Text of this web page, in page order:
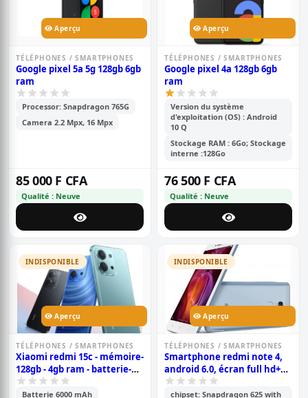
Aperçu
TÉLÉPHONES / SMARTPHONES
Google pixel 5a 5g 128gb 6gb
ram
Processor: Snapdragon 765G
Camera 2.2 Mpx, 16 Mpx
85 000 F CFA
Qualité : Neuve
Aperçu
TÉLÉPHONES / SMARTPHONES
Google pixel 4a 128gb 6gb
ram
Version du système
d'exploitation (OS) : Android
10 Q
Stockage RAM : 6Go; Stockage
interne :128Go
76 500 F CFA
Qualité : Neuve
INDISPONIBLE
Aperçu
TÉLÉPHONES / SMARTPHONES
Xiaomi redmi 15c - mémoire-
128gb - 4gb ram - batterie-
6000mah - 2sim - caméra-
50+2mp - 6.9 pouces -
Batterie 6000 mAh
INDISPONIBLE
Aperçu
TÉLÉPHONES / SMARTPHONES
Smartphone redmi note 4,
android 6.0, écran full hd+
de 5,5 pouces, 64 go rom, 4go
ram, caméra 13 mp+5 mp,
chipset: Snapdragon 625 with